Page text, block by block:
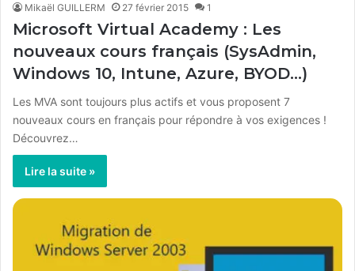
Mikaël GUILLERM 27 février 2015 1
Microsoft Virtual Academy : Les
nouveaux cours français (SysAdmin,
Windows 10, Intune, Azure, BYOD…)
Les MVA sont toujours plus actifs et vous proposent 7
nouveaux cours en français pour répondre à vos exigences !
Découvrez…
Lire la suite »